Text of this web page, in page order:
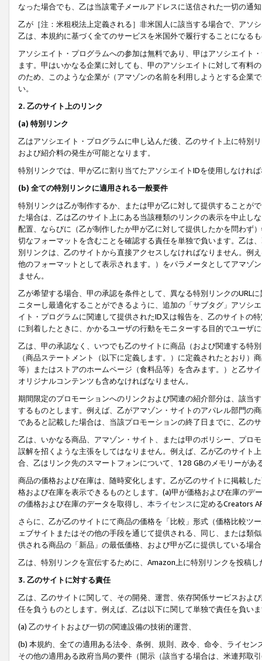
なった場合でも、乙は当該電子メールアドレスに送信された一切の通
乙が［注：米租税法上定義される］非米国人に該当する場合で、アソ
乙は、本規約に基づく全てのサービスを米国外で履行することになる
アソシエイト・プログラムへの参加は無料であり、甲はアソシエイト
ます。甲はいかなる企業に対しても、甲のアソシエイトに対して有料
のため、このような企業が（アマゾンの名前を利用しようとする企業
い。
2. 乙のサイト上のリンク
(a) 特別リンク
乙はアソシエイト・プログラムに申し込んだ後、乙のサイト上に特別
および紹介料の発生が可能となります。
特別リンクでは、甲が乙に割り当てたアソシエイトIDを使用しなけれ
(b) 全ての特別リンクに適用される一般要件
特別リンクは乙が制作するか、または甲が乙に対して提供することが
た場合は、乙は乙のサイト上にある当該種類のリンクの表示を中止し
配置、ならびに（乙が制作したか甲が乙に対して提供したかを問わず
切なフォーマットを含むことを確認する責任を単独で負います。乙は
別リンクは、乙のサイトから直接アクセスしなければなりません。例
他のフォーマットとして表示されます。）をパラメータとしてアマゾ
ません。
乙が希望する場合、甲の承認を条件として、異なる特別リンクのURL
ニターし最適化することができるように、追加の「サブタグ」アソシ
イト・プログラムに関連して提供されたID又は報告を、乙のサイトの
に到着したときに、かかるユーザの行動をモニターする目的でユーザ
乙は、甲の承認なく、いつでも乙のサイトに商品（および関連する特
（商品ステートメント（以下に定義します。）に定義されたとおり
等）またはストアのホームページ（食料品等）を含みます。）と乙サ
オリジナルコンテンツも含めなければなりません。
期間限定のプロモーションへのリンクおよび関連の紹介部分は、該当
するものとします。例えば、乙がアマゾン・サイトのアパレル部門の
であると記載した場合は、当該プロモーションの終了日までに、乙の
乙は、いかなる商品、アマゾン・サイト、または甲のポリシー、プロ
誤解を招くような主張をしてはなりません。例えば、乙が乙のサイト
合、乙はリンク先のスマートフォンについて、128 GBのメモリーがあ
商品の価格および在庫は、随時変化します。乙が乙のサイトに掲載し
格および在庫を表示できるものとします。(a)甲が価格および在庫の
の価格および在庫のデータを取得し、 本ライセンスに定めるCreators
さらに、乙が乙のサイトにて商品の価格を「比較」形式（価格比較ツ
ェブサイトまたはその他の手段を通じて提供される、同じ、または類
供される商品の「新品」の最低価格、および甲が乙に提供している場
乙は、特別リンクを宣伝するために、Amazon上に特別リンクを投稿
3. 乙のサイトに対する責任
乙は、乙のサイトに関して、その開発、運営、依存関係サービスおよ
任を負うものとします。例えば、乙は以下に関して単独で責任を負い
(a) 乙のサイトおよび一切の関連設備の技術的運営、
(b) 本規約、全ての適用ある法令、条例、規則、政令、命令、ライセ
その他の適用ある政府当局の要件（開示（該当する場合は、米連邦取